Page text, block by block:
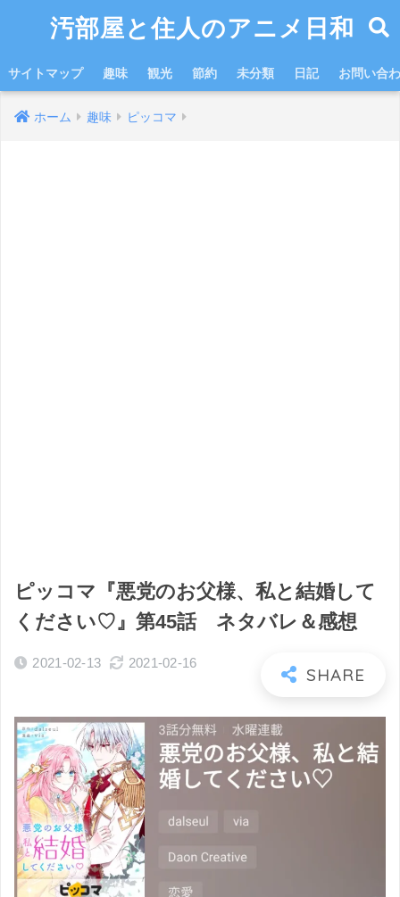
汚部屋と住人のアニメ日和
サイトマップ 趣味 観光 節約 未分類 日記 お問い合
ホーム 趣味 ピッコマ
ピッコマ『悪党のお父様、私と結婚して
ください♡』第45話 ネタバレ＆感想
2021-02-13 2021-02-16